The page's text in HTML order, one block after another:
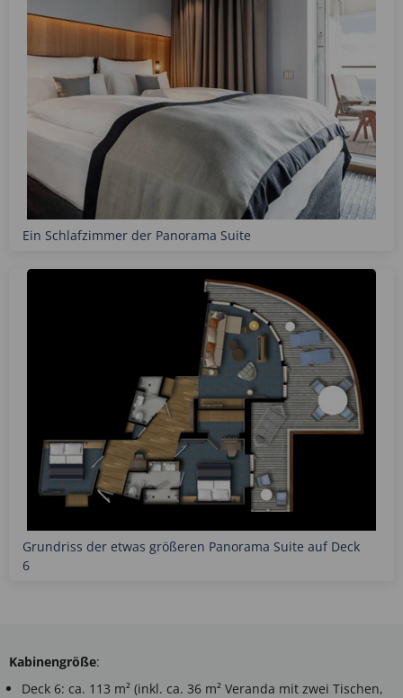
Ein Schlafzimmer der Panorama Suite
Grundriss der etwas größeren Panorama Suite auf Deck
6
Kabinengröße:
Deck 6: ca. 113 m² (inkl. ca. 36 m² Veranda mit zwei Tischen,